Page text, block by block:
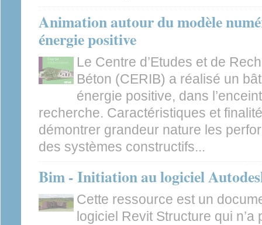
Animation autour du modèle
énergie positive
Le Centre d’Etudes et de
Béton (CERIB) a réalisé un
énergie positive, dans
recherche. Caractéristiques et
démontrer grandeur nature les
des systèmes constructifs...
Bim - Initiation au logiciel
Cette ressource est un
logiciel Revit Structure qui